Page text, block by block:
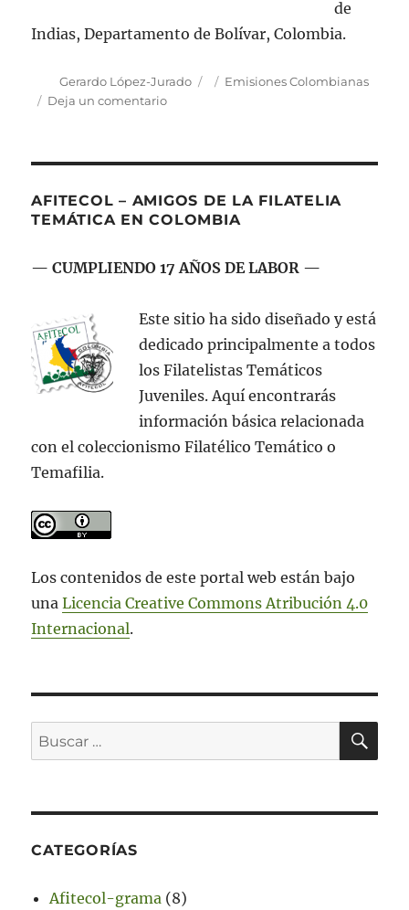
de
Indias, Departamento de Bolívar, Colombia.
Autor
Gerardo López-Jurado
Publicado
Categorías
Emisiones Colombianas
Deja un comentarioen
de
la
de
Almirante
(1935–
2025)”
AFITECOL – AMIGOS DE LA FILATELIA
TEMÁTICA EN COLOMBIA
— CUMPLIENDO 17 AÑOS DE LABOR —
Este sitio ha sido diseñado y está
dedicado principalmente a todos
los Filatelistas Temáticos
Juveniles. Aquí encontrarás
información básica relacionada
con el coleccionismo Filatélico Temático o
Temafilia.
Los contenidos de este portal web están bajo
unaLicencia Creative Commons Atribución 4.0
Internacional.
Buscar
por:
CATEGORÍAS
Afitecol-grama (8)